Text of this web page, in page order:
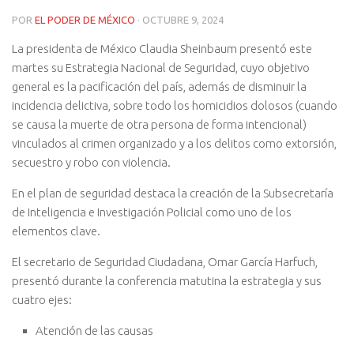
POR EL PODER DE MÉXICO · OCTUBRE 9, 2024
La presidenta de México Claudia Sheinbaum presentó este
martes su Estrategia Nacional de Seguridad, cuyo objetivo
general es la pacificación del país, además de disminuir la
incidencia delictiva, sobre todo los homicidios dolosos (cuando
se causa la muerte de otra persona de forma intencional)
vinculados al crimen organizado y a los delitos como extorsión,
secuestro y robo con violencia.
En el plan de seguridad destaca la creación de la Subsecretaría
de Inteligencia e Investigación Policial como uno de los
elementos clave.
El secretario de Seguridad Ciudadana, Omar García Harfuch,
presentó durante la conferencia matutina la estrategia y sus
cuatro ejes:
Atención de las causas